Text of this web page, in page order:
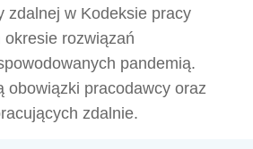
zdalnej w Kodeksie pracy
okresie rozwiązań
pandemią.
obowiązki pracodawcy oraz
zdalnie.